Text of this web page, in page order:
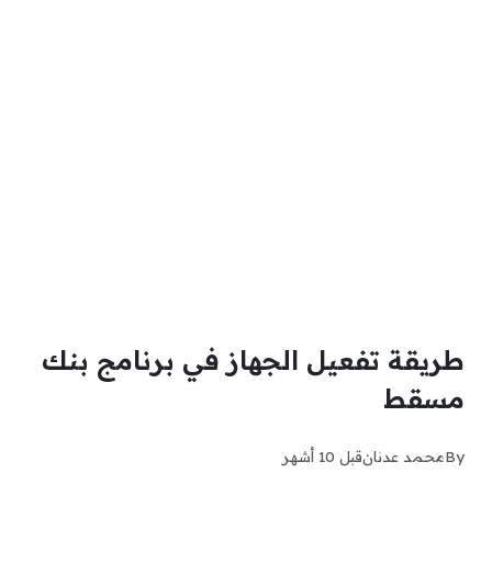
طريقة تفعيل الجهاز في برنامج بنك
مسقط
Byمحمد عدنانقبل 10 أشهر